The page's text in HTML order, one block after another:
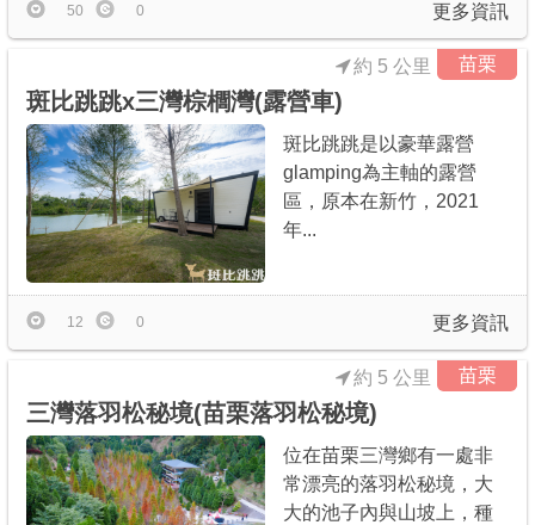
更多資訊
50 0
苗栗
斑比跳跳x三灣棕櫚灣(露營車)
約 5 公里
斑比跳跳是以豪華露營
glamping為主軸的露營
區，原本在新竹，2021
年...
更多資訊
12 0
苗栗
三灣落羽松秘境(苗栗落羽松秘境)
約 5 公里
位在苗栗三灣鄉有一處非
常漂亮的落羽松秘境，大
大的池子內與山坡上，種